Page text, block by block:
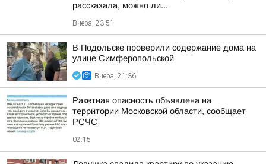
рассказала, можно ли...
Вчера, 23:51
В Подольске проверили содержание дома на
улице Симферопольской
Вчера, 21:36
Ракетная опасность объявлена на
территории Московской области, сообщает
РСЧС
02:15